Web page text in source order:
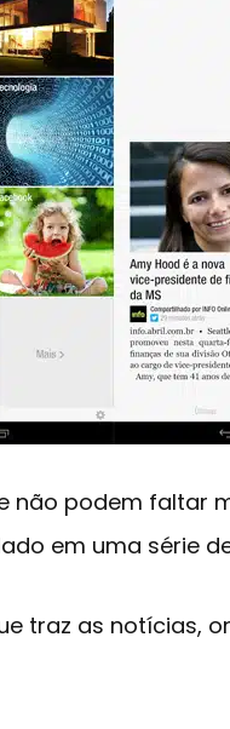
não podem faltar
em uma série
traz as notícias,